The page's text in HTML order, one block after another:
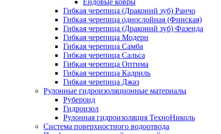
Гибкая черепица (Драконий зуб) Ранчо
Гибкая черепица однослойная (Финская)
Гибкая черепица (Драконий зуб) Фазенда
Гибкая черепица Модерн
Гибкая черепица Самба
Гибкая черепица Сальса
Гибкая черепица Оптима
Гибкая черепица Кадриль
Гибкая черепица Джаз
Рулонные гидроизоляционные материалы
Рубероид
Гидроизол
Рулонная гидроизоляция ТехноНиколь
Система поверхностного водоотвода